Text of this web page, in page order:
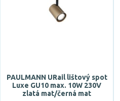
Patice
PAULMANN URail lištový spot
Luxe GU10 max. 10W 230V
zlatá mat/černá mat